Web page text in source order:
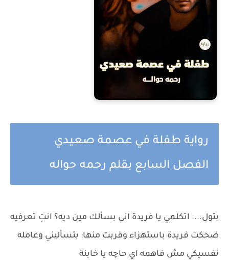
رواية طفلة في عصمة صعيدي
الفصل السابع بقلم رحمه حواله
بتول.... اتكلمي يا فريدة اني بسألك مين ديه؟ انتِ تعرفيه
ضحكت فريدة باستهزاء وقربت منها: بتسأليني وعامله
نفسيكي مش فاهمه اي حاچه يا خاينة